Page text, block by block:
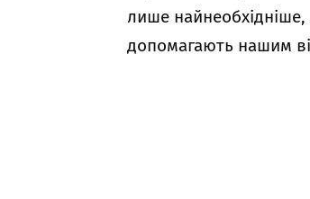
лише найнеобхідніше,
допомагають нашим